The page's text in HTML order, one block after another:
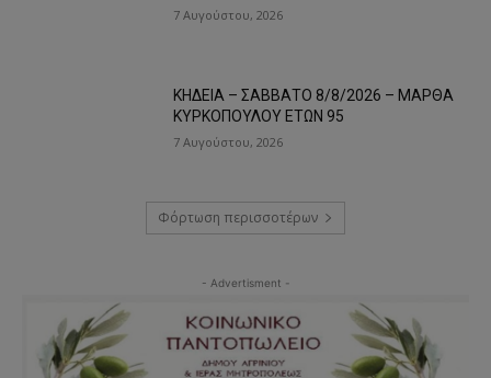
7 Αυγούστου, 2026
ΚΗΔΕΙΑ – ΣΑΒΒΑΤΟ 8/8/2026 – ΜΑΡΘΑ
ΚΥΡΚΟΠΟΥΛΟΥ ΕΤΩΝ 95
7 Αυγούστου, 2026
Φόρτωση περισσοτέρων
- Advertisment -